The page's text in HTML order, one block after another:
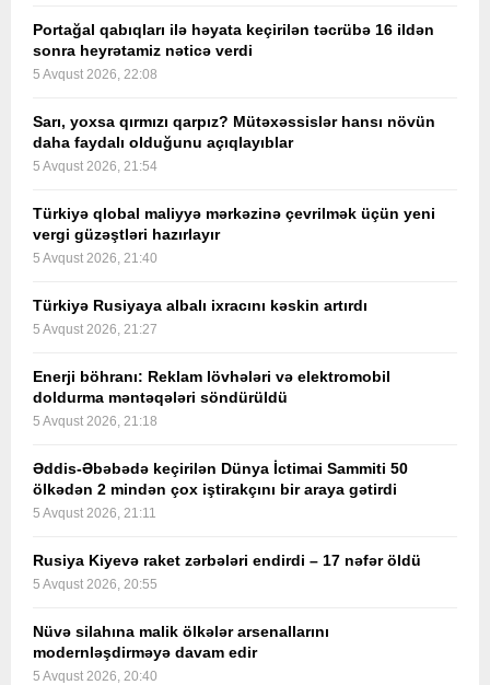
Portağal qabıqları ilə həyata keçirilən təcrübə 16 ildən
sonra heyrətamiz nəticə verdi
5 Avqust 2026, 22:08
Sarı, yoxsa qırmızı qarpız? Mütəxəssislər hansı növün
daha faydalı olduğunu açıqlayıblar
5 Avqust 2026, 21:54
Türkiyə qlobal maliyyə mərkəzinə çevrilmək üçün yeni
vergi güzəştləri hazırlayır
5 Avqust 2026, 21:40
Türkiyə Rusiyaya albalı ixracını kəskin artırdı
5 Avqust 2026, 21:27
Enerji böhranı: Reklam lövhələri və elektromobil
doldurma məntəqələri söndürüldü
5 Avqust 2026, 21:18
Əddis-Əbəbədə keçirilən Dünya İctimai Sammiti 50
ölkədən 2 mindən çox iştirakçını bir araya gətirdi
5 Avqust 2026, 21:11
Rusiya Kiyevə raket zərbələri endirdi – 17 nəfər öldü
5 Avqust 2026, 20:55
Nüvə silahına malik ölkələr arsenallarını
modernləşdirməyə davam edir
5 Avqust 2026, 20:40